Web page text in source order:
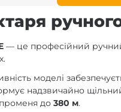
— це професійний ручний
моделі
надзвичайно
променя до380 м.